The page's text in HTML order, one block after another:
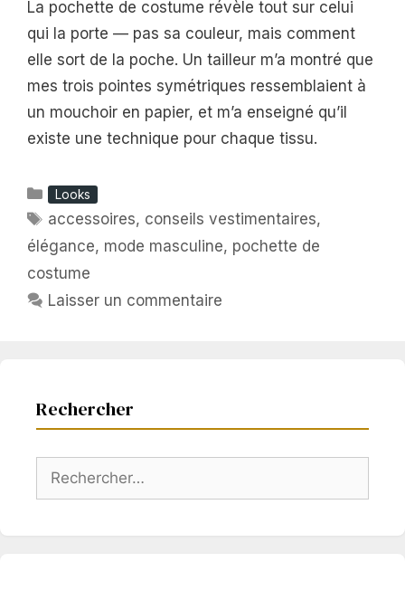
La pochette de costume révèle tout sur celui
qui la porte — pas sa couleur, mais comment
elle sort de la poche. Un tailleur m’a montré que
mes trois pointes symétriques ressemblaient à
un mouchoir en papier, et m’a enseigné qu’il
existe une technique pour chaque tissu.
Catégories
Looks
Étiquettes
accessoires, conseils vestimentaires,
élégance, mode masculine, pochette de
costume
Laisser un commentaire
Rechercher
Rechercher :